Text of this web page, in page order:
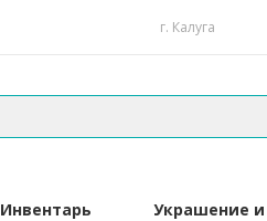
г. Калуга
Инвентарь Украшение